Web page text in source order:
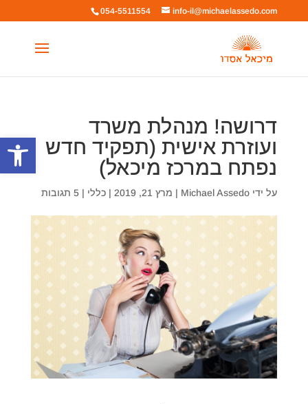
054-5511554 info-il@michaelassedo.com
דרושה! מנהלת משרד
ועוזרת אישית (תפקיד חדש
נפתח במרכז מיכאל)
על ידי Michael Assedo
| מרץ 21, 2019 | כללי | 5 תגובות
פתח